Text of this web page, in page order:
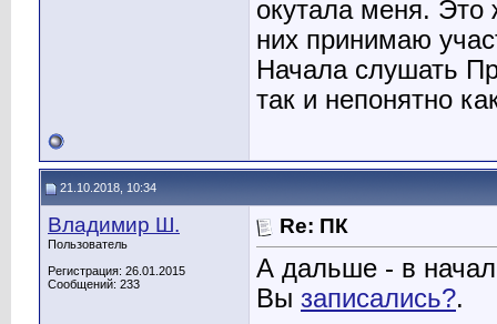
окутала меня. Это
них принимаю
Начала слушать
так и непонятно
21.10.2018, 10:34
Владимир Ш.
Пользователь
Регистрация: 26.01.2015
Сообщений: 233
Re: ПК
А дальше - в
Вы записались?.